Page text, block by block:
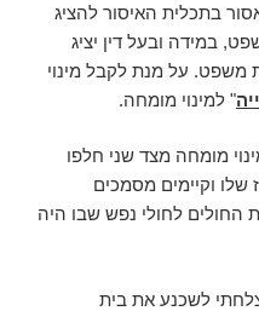
בתכלית האיסור להציג
במידה ובעל דין יציג
משפט. על מנת לקבל מינוי
" למינוי מומחה.
מומחה מצד שני חלפו
וקיימים מסמכים
החולים לחולי נפש שבו היה
לשכנע את בית